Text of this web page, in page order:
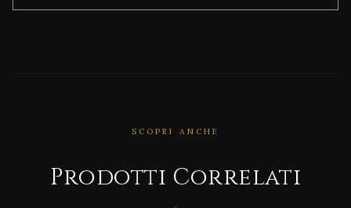
SCOPRI ANCHE
Prodotti Correlati
Blue